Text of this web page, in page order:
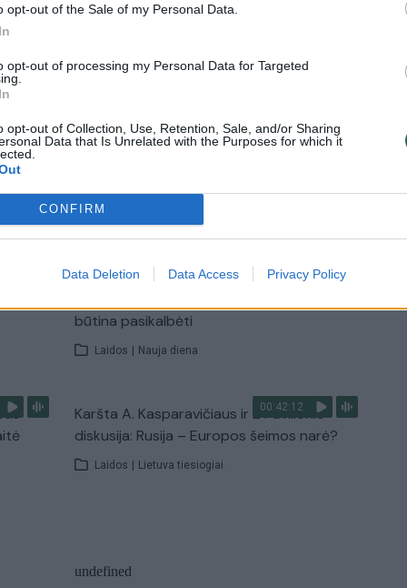
opt-out of the Sale of my Personal Data.
opt-out of processing my Personal Data for Targeted
opt-out of Collection, Use, Retention, Sale, and/or Sharing
Data that Is Unrelated with the Purposes for which it
CONFIRM
Data Deletion Data Access Privacy Policy
Nyderlanduose apgynė čempionų vardą
00:15:25
Ruošiantis naujiems mokslo metams –
būtina pasikalbėti
Laidos | Nauja diena
00:42:12
Karšta A. Kasparavičiaus ir Ž Pavilionio
diskusija: Rusija – Europos šeimos narė?
Laidos | Lietuva tiesiogiai